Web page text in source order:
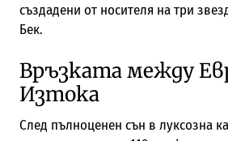
създадени от носителя на три
Бек.
Връзката между
Изтока
След пълноценен сън в луксозна